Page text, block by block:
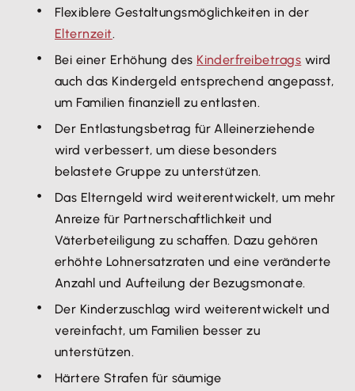
Flexiblere Gestaltungsmöglichkeiten in der
Elternzeit.
Bei einer Erhöhung des Kinderfreibetrags wird
auch das Kindergeld entsprechend angepasst,
um Familien finanziell zu entlasten.
Der Entlastungsbetrag für Alleinerziehende
wird verbessert, um diese besonders
belastete Gruppe zu unterstützen.
Das Elterngeld wird weiterentwickelt, um mehr
Anreize für Partnerschaftlichkeit und
Väterbeteiligung zu schaffen. Dazu gehören
erhöhte Lohnersatzraten und eine veränderte
Anzahl und Aufteilung der Bezugsmonate.
Der Kinderzuschlag wird weiterentwickelt und
vereinfacht, um Familien besser zu
unterstützen.
Härtere Strafen für säumige